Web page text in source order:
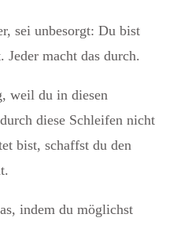
sei unbesorgt: Du bist
macht das durch.
weil du in diesen
diese Schleifen nicht
bist, schaffst du den
indem du möglichst